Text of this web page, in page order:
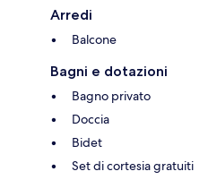
Arredi
Balcone
Bagni e dotazioni
Bagno privato
Doccia
Bidet
Set di cortesia gratuiti